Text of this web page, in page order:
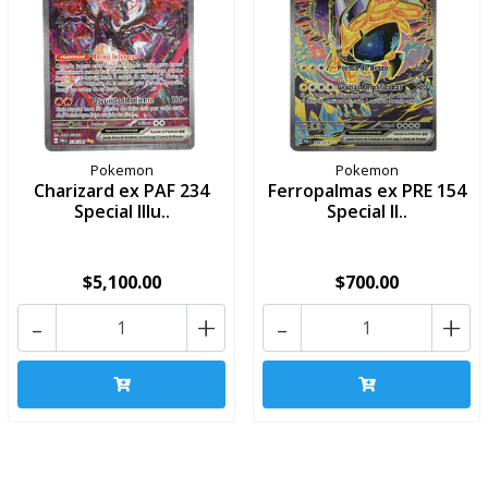
Pokemon
Charizard ex PAF 234
Special Illu..
$5,100.00
+
-
Pokemon
Ferropalmas ex PRE 154
Special Il..
$700.00
+
-